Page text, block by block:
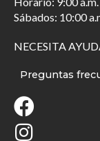
Sábados: 10:00
NECESITA
Preguntas